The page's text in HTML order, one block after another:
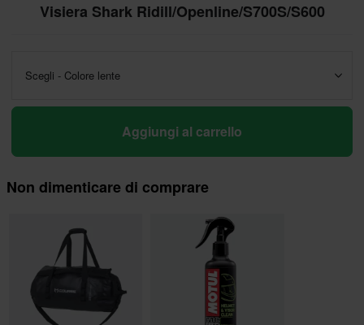
Visiera Shark Ridill/Openline/S700S/S600
Scegli - Colore lente
Aggiungi al carrello
Non dimenticare di comprare